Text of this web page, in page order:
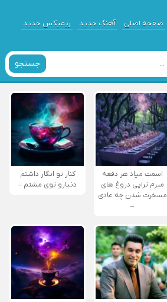
صفحه اصلی آهنگ جدید ریمیکس جدید
جستجو
اسمت میاد هر دفعه
میرم تراپی دروغ‌ های
مسخرت شدن چه عادی
–
کنار تو انگار داشتم
دنیارو توی مشتم –